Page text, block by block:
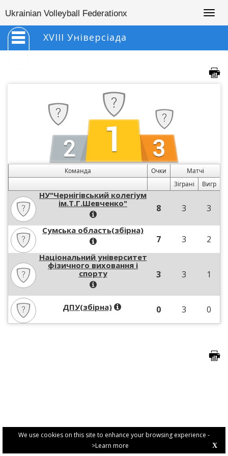
We use cookies on this site to enhance your browsing experience -
>Learn more
X
Ukrainian Volleyball Federationx
XVIII Універсіада
Команда Очки
Матчі
Зіграні
Вигр
НУ"Чернігівський колегіум
ім.Т.Г.Шевченко"
8 3 3
Сумська область(збірна)
7 3 2
Національний університет
фізичного виховання і
спорту
3 3 1
ДПУ(збірна) 0 3 0